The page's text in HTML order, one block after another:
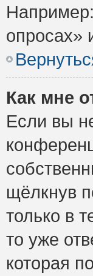
опросах»
Как мне
Если вы
щёлкнув
только в
то уже
которая